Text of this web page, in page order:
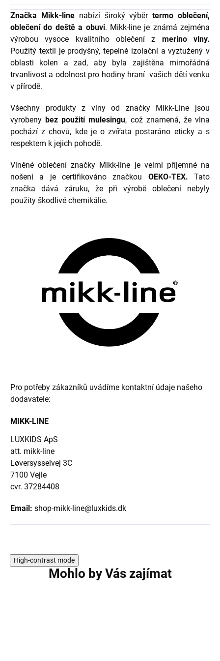
Značka Mikk-linenabízí široký výběrtermo oblečení,
oblečení do deště a obuvi. Mikk-line je známá zejména
výrobou vysoce kvalitního oblečení z merino vlny.
Použitý textil je prodyšný, tepelně izolační a vyztužený v
oblasti kolen a zad, aby byla zajištěna mimořádná
trvanlivost a odolnost pro hodiny hraní vašich dětí venku
v přírodě.
Všechny produkty z vlny od značky Mikk-Line jsou
vyrobenybez použití mulesingu, což znamená, že vlna
pochází z chovů, kde je o zvířata postaráno eticky a s
respektem k jejich pohodě.
Vlněné oblečení značky Mikk-line je velmi příjemné na
nošení a je certifikováno značkou OEKO-TEX. Tato
značka dává záruku, že při výrobě oblečení nebyly
použity škodlivé chemikálie.
Pro potřeby zákazníků uvádíme kontaktní údaje našeho
dodavatele:
MIKK-LINE
LUXKIDS ApS
att. mikk-line
Løversysselvej 3C
7100 Vejle
cvr. 37284408
Email: shop-mikk-line@luxkids.dk
High-contrast mode
Mohlo by Vás zajímat